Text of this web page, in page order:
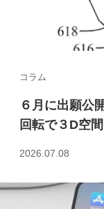
コラム
６月に出願公
回転で３D空
2026.07.08